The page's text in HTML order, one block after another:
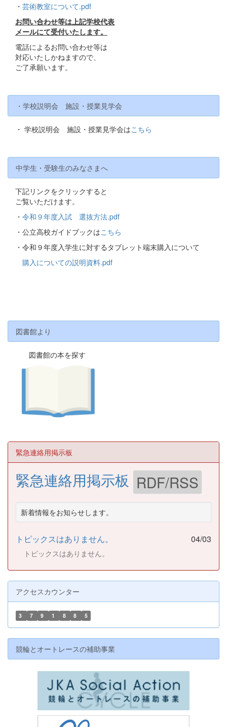
・ 芸術教室について.pdf
お問い合わせ等は上記学校代表
メールにて受付いたします。
電話によるお問い合わせ等は
対応いたしかねますので、
ご了承願います。
・学校説明会 施設・授業見学会
・ 学校説明会 施設・授業見学会はこちら
中学生・受験生のみなさまへ
下記リンクをクリックすると
ご覧いただけます。
・ 令和９年度入試 選抜方法.pdf
・公立高校ガイドブックはこちら
・令和９年度入学生に対するタブレット端末購入について
購入についての説明資料.pdf
図書館より
図書館の本を探す
緊急連絡用掲示板
緊急連絡用掲示板 RDF/RSS
新着情報をお知らせします。
トピックスはありません。 04/03
トピックスはありません。
アクセスカウンター
3 7 9 1 8 8 5
競輪とオートレースの補助事業